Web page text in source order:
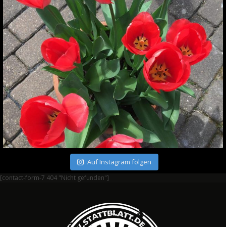
Auf Instagram folgen
[contact-form-7 404 "Nicht gefunden"]